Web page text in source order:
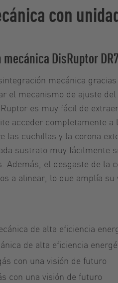
con
DisRuptor
mecánica
el mecanismo de ajuste
es muy fácil de
acceder completamente a
las cuchillas y la corona
sustrato muy fácilmente
Además, el desgaste de la
a alinear, lo que amplía su
de alta eficiencia
de alta eficiencia
con una visión de futuro
con una visión de futuro